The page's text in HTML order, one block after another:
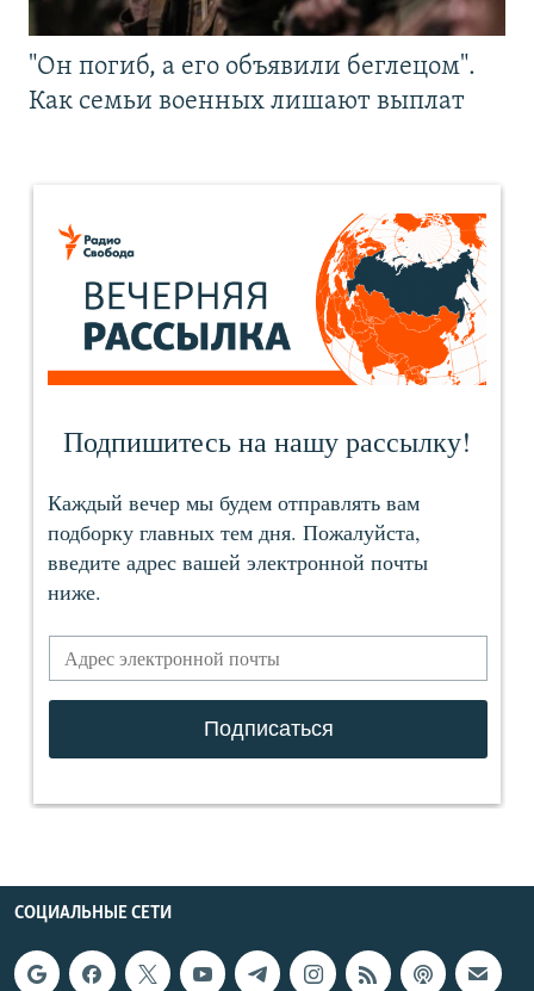
"Он погиб, а его объявили беглецом".
Как семьи военных лишают выплат
СОЦИАЛЬНЫЕ СЕТИ